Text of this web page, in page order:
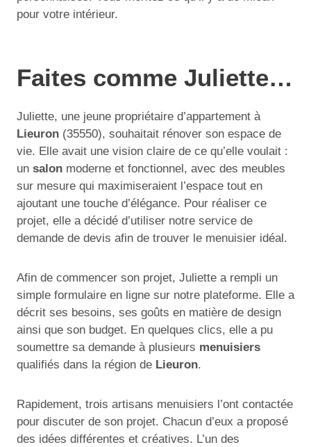
pour votre intérieur.
Faites comme Juliette…
Juliette, une jeune propriétaire d’appartement à
Lieuron (35550), souhaitait rénover son espace de
vie. Elle avait une vision claire de ce qu’elle voulait :
un salon moderne et fonctionnel, avec des meubles
sur mesure qui maximiseraient l’espace tout en
ajoutant une touche d’élégance. Pour réaliser ce
projet, elle a décidé d’utiliser notre service de
demande de devis afin de trouver le menuisier idéal.
Afin de commencer son projet, Juliette a rempli un
simple formulaire en ligne sur notre plateforme. Elle a
décrit ses besoins, ses goûts en matière de design
ainsi que son budget. En quelques clics, elle a pu
soumettre sa demande à plusieurs menuisiers
qualifiés dans la région de Lieuron.
Rapidement, trois artisans menuisiers l’ont contactée
pour discuter de son projet. Chacun d’eux a proposé
des idées différentes et créatives. L’un des